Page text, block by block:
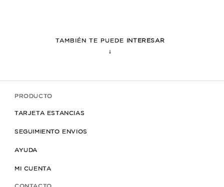
TAMBIÉN TE PUEDE
INTERESAR
↓
PRODUCTO
TARJETA ESTANCIAS
SEGUIMIENTO ENVIOS
AYUDA
MI CUENTA